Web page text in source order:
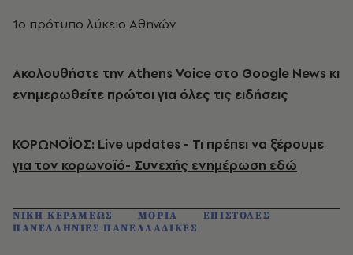
1o πρότυπο λύκειο Αθηνών.
Ακολουθήστε την Athens Voice στο Google News κι
ενημερωθείτε πρώτοι για όλες τις ειδήσεις
ΚΟΡΩΝΟΪΟΣ: Live updates - Τι πρέπει να ξέρουμε
για τον κορωνοϊό- Συνεχής ενημέρωση εδώ
ΝΙΚΗ ΚΕΡΑΜΕΩΣ ΜΟΡΙΑ
ΕΠΙΣΤΟΛΕΣ
ΠΑΝΕΛΛΗΝΙΕΣ ΠΑΝΕΛΛΑΔΙΚΕΣ